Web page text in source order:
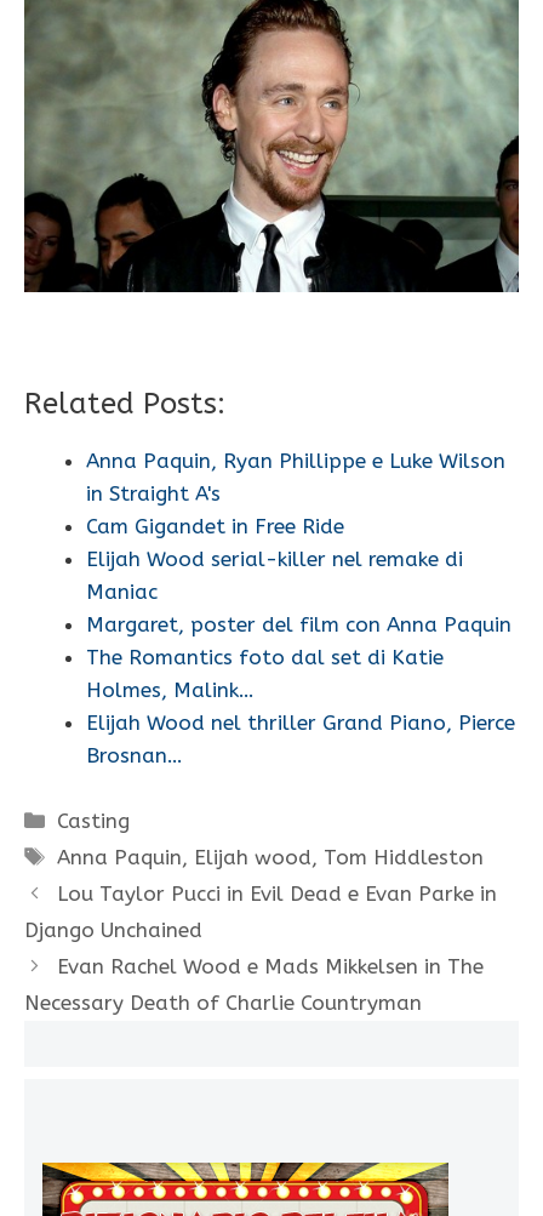
Related Posts:
Anna Paquin, Ryan Phillippe e Luke Wilson
in Straight A's
Cam Gigandet in Free Ride
Elijah Wood serial-killer nel remake di
Maniac
Margaret, poster del film con Anna Paquin
The Romantics foto dal set di Katie
Holmes, Malink…
Elijah Wood nel thriller Grand Piano, Pierce
Brosnan…
Categorie
Casting
Tag
Anna Paquin, Elijah wood, Tom Hiddleston
Lou Taylor Pucci in Evil Dead e Evan Parke in
Django Unchained
Evan Rachel Wood e Mads Mikkelsen in The
Necessary Death of Charlie Countryman